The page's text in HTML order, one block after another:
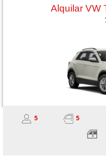
Alquilar VW
5 5